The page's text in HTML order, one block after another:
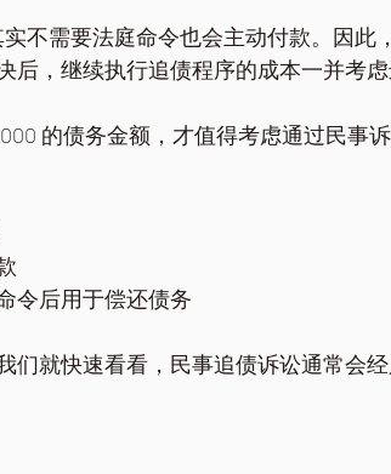
实不需要法庭命令也会主动付款。因此
后，继续执行追债程序的成本一并考
的债务金额，才值得考虑通过民事
令后用于偿还债务
们就快速看看，民事追债诉讼通常会